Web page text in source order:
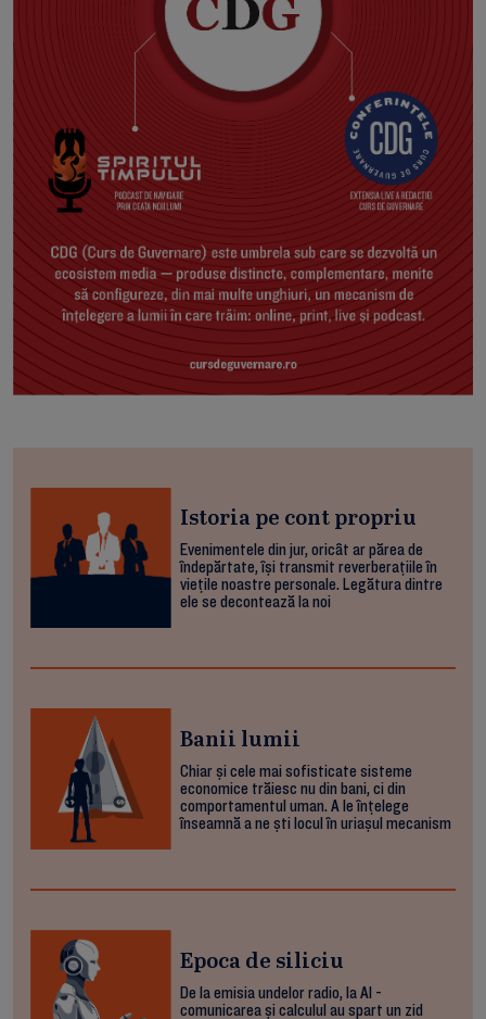
Istoria pe cont propriu
Evenimentele din jur, oricât ar părea de
îndepărtate, își transmit reverberațiile în
viețile noastre personale. Legătura dintre
ele se decontează la noi
Banii lumii
Chiar și cele mai sofisticate sisteme
economice trăiesc nu din bani, ci din
comportamentul uman. A le înțelege
înseamnă a ne ști locul în uriașul mecanism
Epoca de siliciu
De la emisia undelor radio, la AI -
comunicarea și calculul au spart un zid